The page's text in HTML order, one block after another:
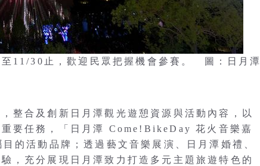
11/30止，歡迎民眾把握機會參賽。 圖：日月潭
整合及創新日月潭觀光遊憩資源與活動內容，以
要任務，「日月潭 Come!BikeDay 花火音樂嘉
的活動品牌；透過藝文音樂展演、日月潭婚禮、
，充分展現日月潭致力打造多元主題旅遊特色的